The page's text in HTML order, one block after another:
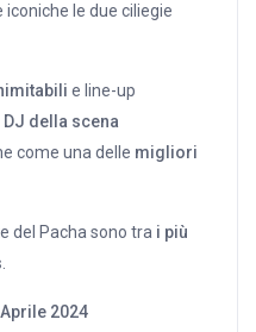
le due ciliegie
e line-up
DJ della scena
come una delle migliori
del Pacha sono tra i più
2024